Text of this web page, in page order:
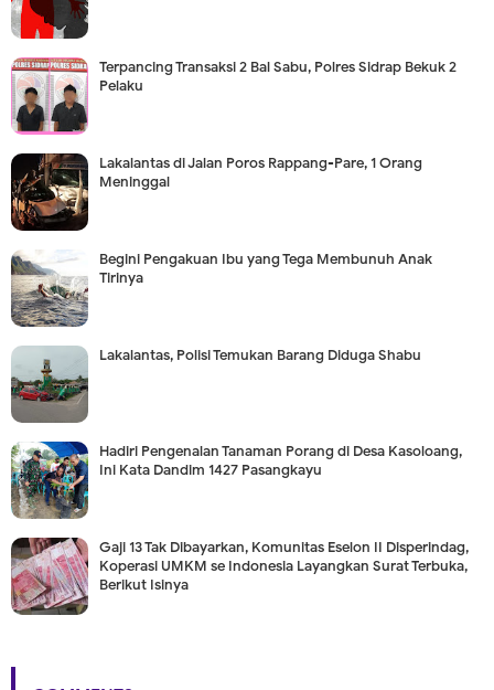
Terpancing Transaksi 2 Bal Sabu, Polres Sidrap Bekuk 2
Pelaku
Lakalantas di Jalan Poros Rappang-Pare, 1 Orang
Meninggal
Begini Pengakuan Ibu yang Tega Membunuh Anak
Tirinya
Lakalantas, Polisi Temukan Barang Diduga Shabu
Hadiri Pengenalan Tanaman Porang di Desa Kasoloang,
Ini Kata Dandim 1427 Pasangkayu
Gaji 13 Tak Dibayarkan, Komunitas Eselon II Disperindag,
Koperasi UMKM se Indonesia Layangkan Surat Terbuka,
Berikut Isinya